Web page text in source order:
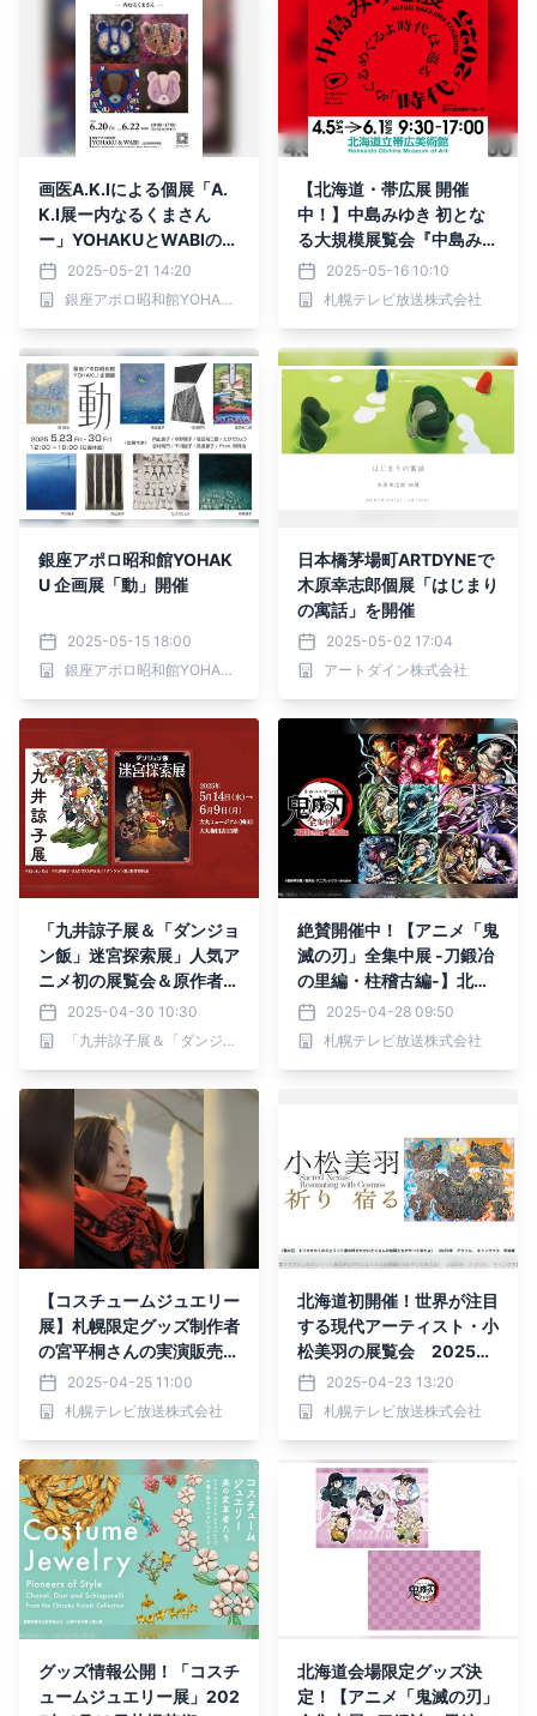
画医A.K.Iによる個展「A.
K.I展ー内なるくまさん
ー」YOHAKUとWABIの2
会場で開催
2025-05-21 14:20
銀座アポロ昭和館YOHAKU
【北海道・帯広展 開催
中！】中島みゆき 初とな
る大規模展覧会『中島みゆ
き展 「時代」2025 めぐ
るめぐるよ時代は巡る』
2025-05-16 10:10
札幌テレビ放送株式会社
銀座アポロ昭和館YOHAK
U 企画展「動」開催
2025-05-15 18:00
銀座アポロ昭和館YOHAKU
日本橋茅場町ARTDYNEで
木原幸志郎個展「はじまり
の寓話」を開催
2025-05-02 17:04
アートダイン株式会社
「九井諒子展＆「ダンジョ
ン飯」迷宮探索展」人気ア
ニメ初の展覧会＆原作者初
の作品展、いよいよ5月大
阪に巡回！
2025-04-30 10:30
「九井諒子展＆「ダンジョン飯」迷宮探索展」広報事務局
絶賛開催中！【アニメ「鬼
滅の刃」全集中展 -刀鍛冶
の里編・柱稽古編-】北海
道会場 5/11(日)まで
2025-04-28 09:50
札幌テレビ放送株式会社
【コスチュームジュエリー
展】札幌限定グッズ制作者
の宮平桐さんの実演販売が
決定！2025-04-25 11:00
札幌テレビ放送株式会社
北海道初開催！世界が注目
する現代アーティスト・小
松美羽の展覧会 2025年
7月5日～札幌芸術の森美
術館
2025-04-23 13:20
札幌テレビ放送株式会社
グッズ情報公開！「コスチ
ュームジュエリー展」202
北海道会場限定グッズ決
定！【アニメ「鬼滅の刃」